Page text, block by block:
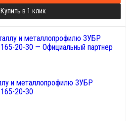
Купить в 1 клик
и металлопрофилю ЗУБР
20-30